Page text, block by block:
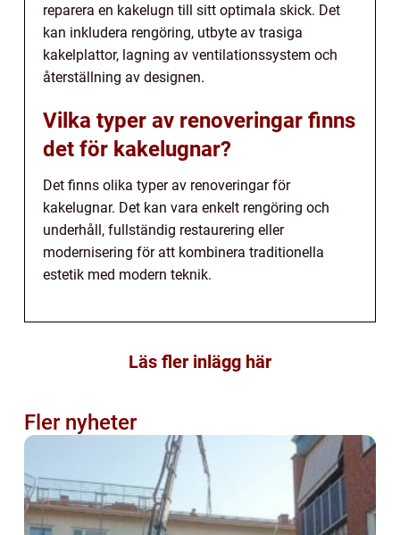
reparera en kakelugn till sitt optimala skick. Det
kan inkludera rengöring, utbyte av trasiga
kakelplattor, lagning av ventilationssystem och
återställning av designen.
Vilka typer av renoveringar finns
det för kakelugnar?
Det finns olika typer av renoveringar för
kakelugnar. Det kan vara enkelt rengöring och
underhåll, fullständig restaurering eller
modernisering för att kombinera traditionella
estetik med modern teknik.
Läs fler inlägg här
Fler nyheter